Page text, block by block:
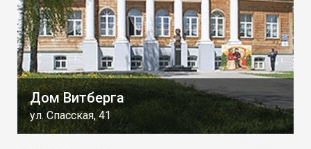
Дом Витберга
ул. Спасская, 41